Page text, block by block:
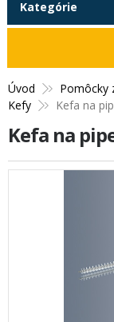
Úvod Pomôcky
Kefy
Kefa na
Kefa na
Kategórie